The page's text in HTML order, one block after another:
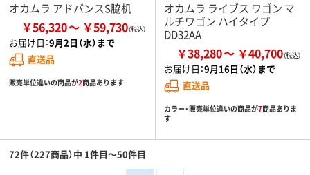
オカムラ アドバンスS脇机
￥56,320 ￥59,730
お届け日：9月2日（水）まで
直送品
販売単位違いの商品が2商品あります
オカムラ ライブス ワゴン マ
ルチワゴン ハイタイプ
DD32AA
￥38,280 ￥40,700
お届け日：9月16日（水）まで
直送品
カラー・販売単位違いの商品が7商品ありま
す
72件（227商品）中 1件目～50件目